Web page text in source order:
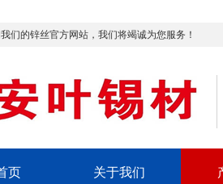
们的锌丝官方网站，我们将竭诚为您服务！
页 关于我们